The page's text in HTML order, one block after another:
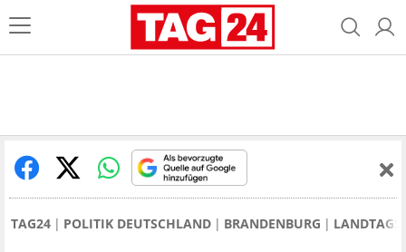
TAG24 POLITIK DEUTSCHLAND BRANDENBURG